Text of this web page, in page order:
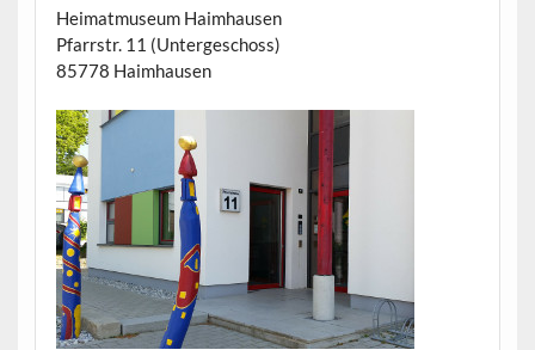
Heimatmuseum Haimhausen
Pfarrstr. 11 (Untergeschoss)
85778 Haimhausen